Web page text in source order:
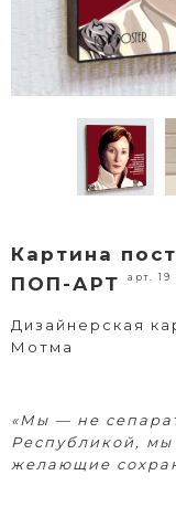
Картина
ПОП-АРТ
арт. 19
Дизайнерская
Мотма
«Мы — не
Республикой,
желающие